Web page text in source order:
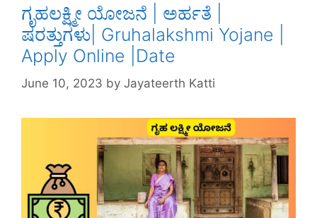
ಗೃಹಲಕ್ಷ್ಮೀ ಯೋಜನೆ | ಅರ್ಹತೆ |
ಷರತ್ತುಗಳು| Gruhalakshmi Yojane |
Apply Online |Date
June 10, 2023 by Jayateerth Katti